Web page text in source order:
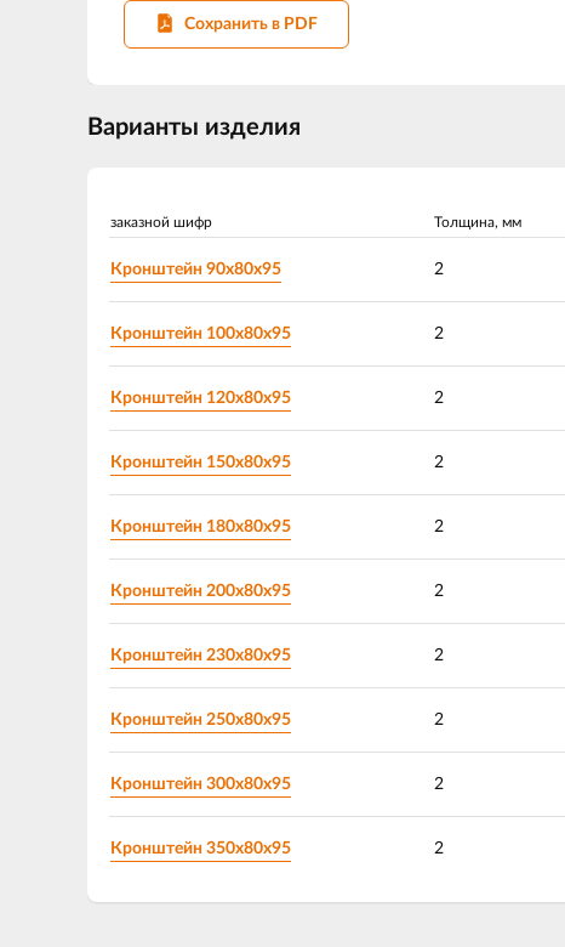
Сохранить в PDF
Варианты изделия
заказной шифр Толщина, мм
Кронштейн 90х80х95 2
Кронштейн 100х80х95 2
Кронштейн 120х80х95 2
Кронштейн 150х80х95 2
Кронштейн 180х80х95 2
Кронштейн 200х80х95 2
Кронштейн 230х80х95 2
Кронштейн 250х80х95 2
Кронштейн 300х80х95 2
Кронштейн 350х80х95 2